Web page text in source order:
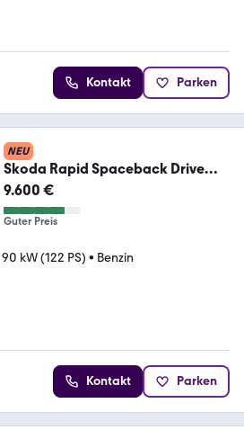
Kontakt Parken
NEU
Skoda Rapid Spaceback Drive
Green Tec
9.600 €
Guter Preis
90 kW (122 PS) • Benzin
Kontakt Parken